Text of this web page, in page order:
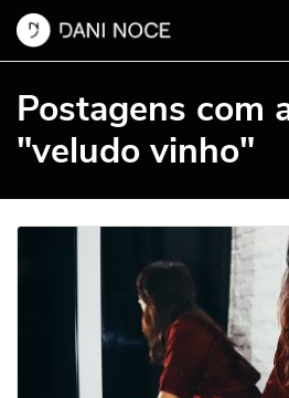
Postagens com
"veludo vinho"